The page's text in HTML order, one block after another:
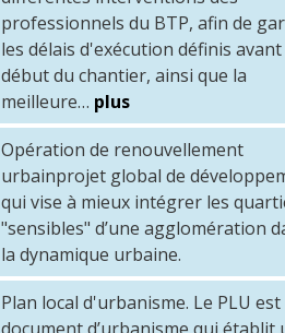
professionnels du BTP, afin de
les délais d'exécution définis
début du chantier, ainsi que la
meilleure… plus
Opération de renouvellement
urbainprojet global de
qui vise à mieux intégrer les
"sensibles" d’une agglomération
la dynamique urbaine.
Plan local d'urbanisme. Le PLU